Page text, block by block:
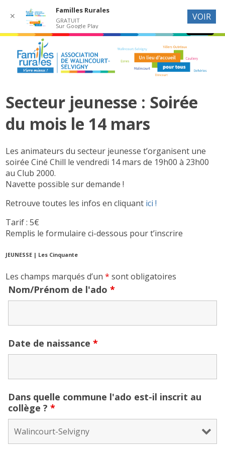
Secteur jeunesse : Soirée
du mois le 14 mars
Les animateurs du secteur jeunesse t’organisent une
soirée Ciné Chill le vendredi 14 mars de 19h00 à 23h00
au Club 2000.
Navette possible sur demande !
Retrouve toutes les infos en cliquant ici !
Tarif : 5€
Remplis le formulaire ci-dessous pour t’inscrire
JEUNESSE | Les Cinquante
Les champs marqués d’un* sont obligatoires
Nom/Prénom de l'ado*
Date de naissance*
Dans quelle commune l'ado est-il inscrit au
collège ?*
✕
Familles Rurales
GRATUIT
Sur Google Play
VOIR